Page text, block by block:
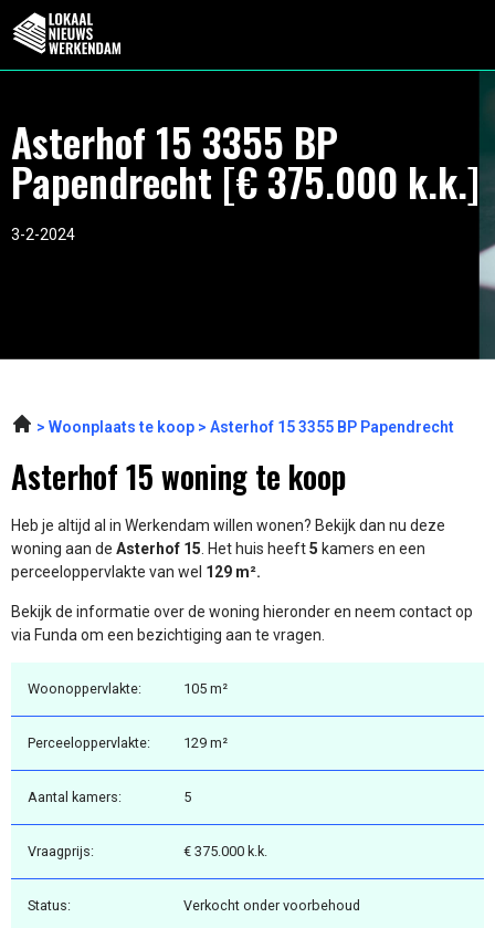
Asterhof 15 3355 BP
Papendrecht [€ 375.000 k.k.]
3-2-2024
Woonplaats te koop Asterhof 15 3355 BP Papendrecht
Asterhof 15 woning te koop
Heb je altijd al in Werkendam willen wonen? Bekijk dan nu deze
woning aan de Asterhof 15. Het huis heeft5 kamers en een
perceeloppervlakte van wel 129 m².
Bekijk de informatie over de woning hieronder en neem contact op
via Funda om een bezichtiging aan te vragen.
Woonoppervlakte: 105 m²
Perceeloppervlakte: 129 m²
Aantal kamers: 5
Vraagprijs: € 375.000 k.k.
Status: Verkocht onder voorbehoud